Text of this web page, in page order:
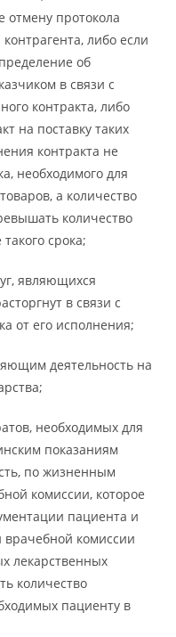
протокола
либо если
об
в связи с
контракта, либо
на поставку таких
контракта не
необходимого для
а количество
количество
срока;
являющихся
в связи с
от его исполнения;
деятельность на
необходимых для
показаниям
по жизненным
комиссии, которое
пациента и
комиссии
лекарственных
количество
пациенту в